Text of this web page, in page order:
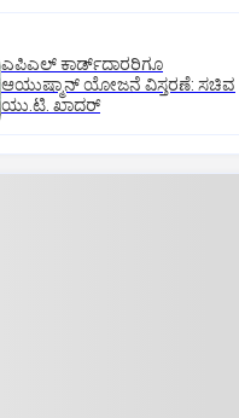
ಎಪಿಎಲ್‌ ಕಾರ್ಡ್‌ದಾರರಿಗೂ
ಆಯುಷ್ಮಾನ್‌ ಯೋಜನೆ ವಿಸ್ತರಣೆ: ಸಚಿವ
ಯು.ಟಿ. ಖಾದರ್